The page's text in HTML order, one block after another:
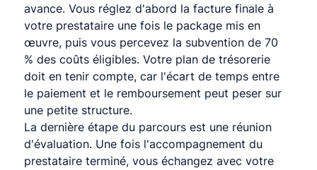
avance. Vous réglez d'abord la facture finale à
votre prestataire une fois le package mis en
œuvre, puis vous percevez la subvention de 70
% des coûts éligibles. Votre plan de trésorerie
doit en tenir compte, car l'écart de temps entre
le paiement et le remboursement peut peser sur
une petite structure.
La dernière étape du parcours est une réunion
d'évaluation. Une fois l'accompagnement du
prestataire terminé, vous échangez avec votre